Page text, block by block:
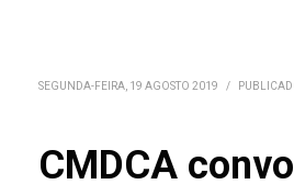
SEGUNDA-FEIRA, 19 AGOSTO 2019 /
CMDCA